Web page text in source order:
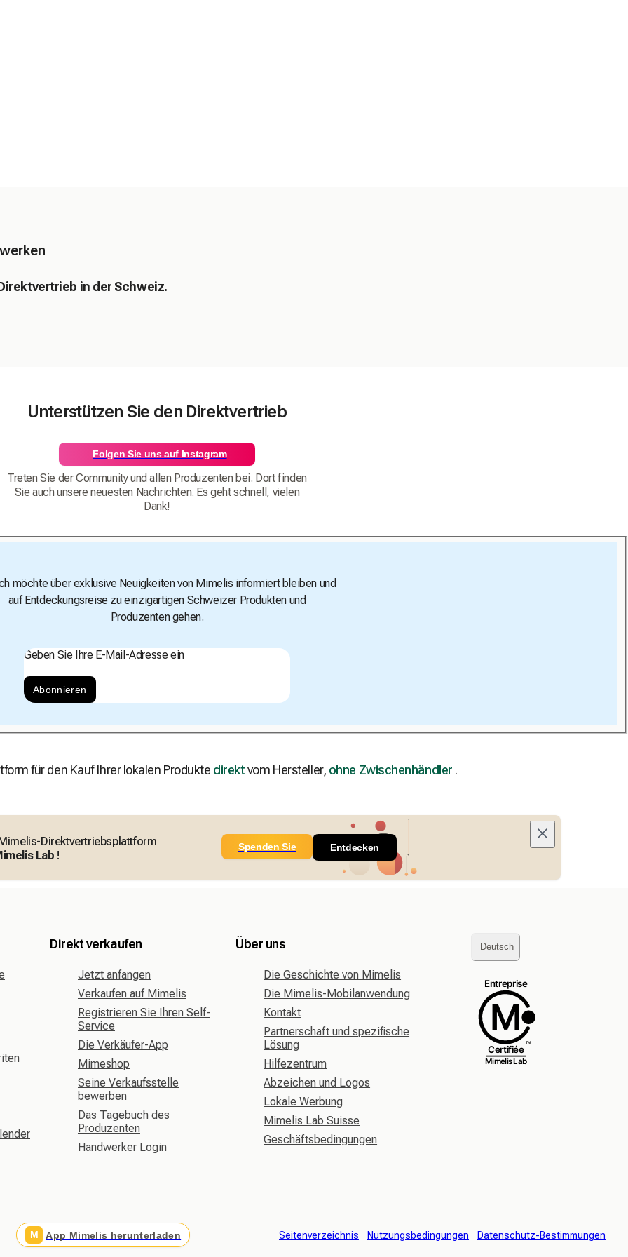
in der Schweiz.
Unterstützen Sie den Direktvertrieb
Folgen Sie uns auf Instagram
Treten Sie der Community und allen Produzenten bei. Dort finden
Sie auch unsere neuesten Nachrichten. Es geht schnell, vielen
Dank!
möchte über exklusive Neuigkeiten von Mimelis informiert bleiben und
auf Entdeckungsreise zu einzigartigen Schweizer Produkten und
Produzenten gehen.
Geben Sie Ihre E-Mail-Adresse ein
Abonnieren
für den Kauf Ihrer lokalen Produkte direktvom Hersteller, ohne Zwischenhändler .
Direktvertriebsplattform
Lab !
Spenden Sie Entdecken
Direkt verkaufen
Jetzt anfangen
Verkaufen auf Mimelis
Registrieren Sie Ihren Self-
Service
Die Verkäufer-App
Mimeshop
Seine Verkaufsstelle
bewerben
Das Tagebuch des
Produzenten
Handwerker Login
Über uns
Die Geschichte von Mimelis
Die Mimelis-Mobilanwendung
Kontakt
Partnerschaft und spezifische
Lösung
Hilfezentrum
Abzeichen und Logos
Lokale Werbung
Mimelis Lab Suisse
Geschäftsbedingungen
Deutsch
M App Mimelis herunterladen Seitenverzeichnis Nutzungsbedingungen Datenschutz-Bestimmungen